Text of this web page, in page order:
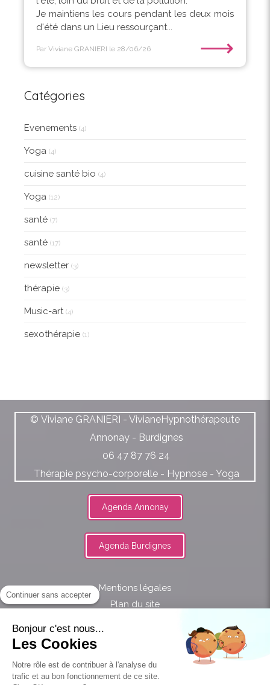
Je maintiens les cours pendant les deux mois
d'été dans un Lieu ressourçant...
Par Viviane GRANIERI le 28/06/26 ⟶
Catégories
Evenements (4)
Yoga (4)
cuisine santé bio (4)
Yoga (12)
santé (7)
santé (17)
newsletter (3)
thérapie (3)
Music-art (4)
sexothérapie (1)
© Viviane GRANIERI - VivianeHypnothérapeute
Annonay - Burdignes
06 47 87 76 24
Thérapie psycho-corporelle - Hypnose - Yoga
Agenda Annonay
Agenda Burdignes
Mentions légales
Plan du site
proxibienetre
Continuer sans accepter
Bonjour c'est nous...
Les Cookies
Notre rôle est de contribuer à l'analyse du
trafic et au bon fonctionnement de ce site.